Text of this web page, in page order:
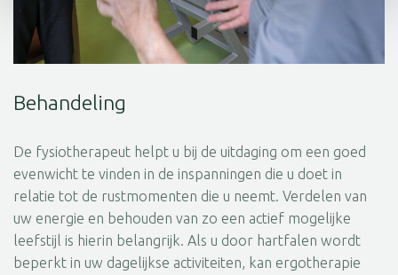
Behandeling
De fysiotherapeut helpt u bij de uitdaging om een goed
evenwicht te vinden in de inspanningen die u doet in
relatie tot de rustmomenten die u neemt. Verdelen van
uw energie en behouden van zo een actief mogelijke
leefstijl is hierin belangrijk. Als u door hartfalen wordt
beperkt in uw dagelijkse activiteiten, kan ergotherapie